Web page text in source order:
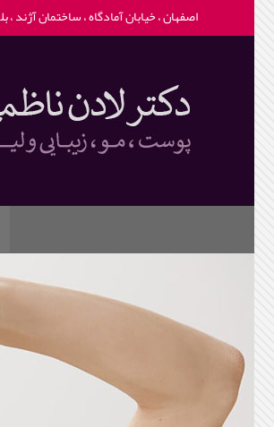
اصفهان ، خیابان آمادگاه ، ساختمان آژند ،